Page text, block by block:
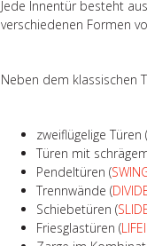
Jede Innentür besteht
verschiedenen Formen
Neben dem klassischen
zweiflügelige Türen (
Türen mit
Pendeltüren (
Trennwände (
Schiebetüren (
Friesglastüren (